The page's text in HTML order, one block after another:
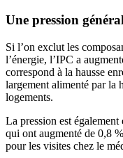
Une pression
Si l’on exclut les
l’énergie, l’IPC a
correspond à la hausse
largement alimenté par la
logements.
La pression est également
qui ont augmenté de 0,8
pour les visites chez le